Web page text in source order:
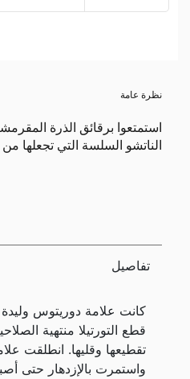
نظرة عامة
استمتعوا برقائق الذرة
الناتشو السلسة التي تجعلها
تفاصيل
كانت علامة دوريتوس
قطع التورتيلا منتهية
واستمرت بالإزدهار حتى